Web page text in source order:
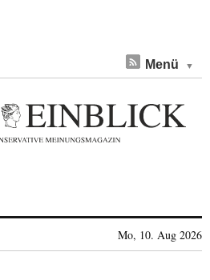
Menü
Mo, 10. Aug 2026